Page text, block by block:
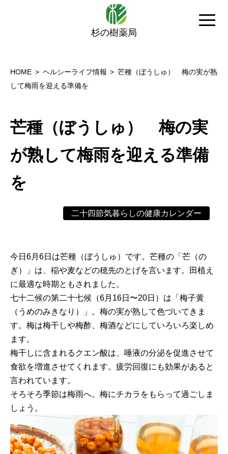
杉の樹薬局
HOME ヘルシーライフ情報
芒種（ぼうしゅ） 梅の実が熟
して梅雨を迎える準備を
芒種（ぼうしゅ） 梅の実
が熟して梅雨を迎える準備
を
二十四節気暮らしの健康カレンダー
今日6月6日は芒種（ぼうしゅ）です。芒種の「芒（の
ぎ）」は、稲や麦などの穂先のとげを言います。田植え
に最適な時期ともされました。
七十二候の第二十七候（6月16日〜20日）は「梅子黄
（うめのみきなり）」。梅の実が熟して色づいてきま
す。梅は梅干しや梅酢、梅酒などにしていろいろ楽しめ
ます。
梅干しに含まれるクエン酸は、唾液の分泌を促進させて
食欲を増進させてくれます。疲労回復にも効果があると
言われています。
そろそろ季節は梅雨へ。梅にチカラをもらって過ごしま
しょう。